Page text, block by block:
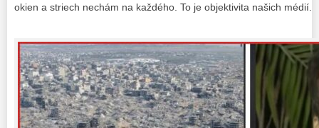
okien a striech nechám na každého. To je objektivita našich médií.